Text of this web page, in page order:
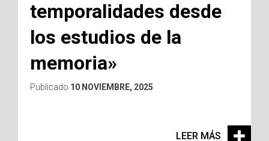
temporalidades desde
los estudios de la
memoria»
Publicado 10 NOVIEMBRE, 2025
LEER MÁS